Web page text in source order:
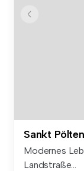
Sankt Pölten
Modernes
Landstraße...